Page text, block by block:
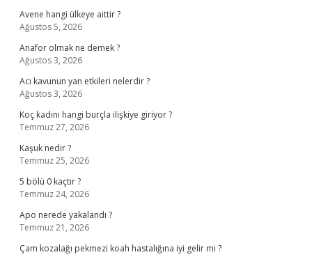
Avene hangi ülkeye aittir ?
Ağustos 5, 2026
Anafor olmak ne demek ?
Ağustos 3, 2026
Acı kavunun yan etkileri nelerdir ?
Ağustos 3, 2026
Koç kadını hangi burçla ilişkiye giriyor ?
Temmuz 27, 2026
Kaşuk nedir ?
Temmuz 25, 2026
5 bölü 0 kaçtır ?
Temmuz 24, 2026
Apo nerede yakalandı ?
Temmuz 21, 2026
Çam kozalağı pekmezi koah hastalığına iyi gelir mi ?